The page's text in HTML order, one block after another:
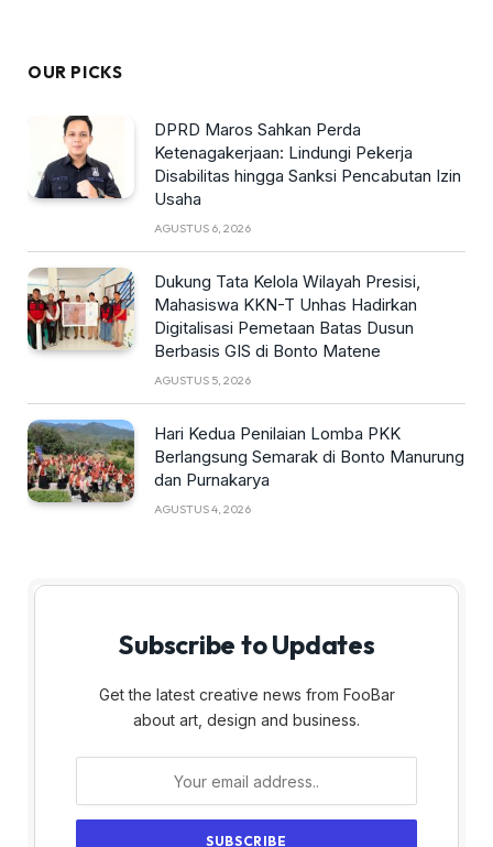
OUR PICKS
DPRD Maros Sahkan Perda
Ketenagakerjaan: Lindungi Pekerja
Disabilitas hingga Sanksi Pencabutan Izin
Usaha
AGUSTUS 6, 2026
Dukung Tata Kelola Wilayah Presisi,
Mahasiswa KKN-T Unhas Hadirkan
Digitalisasi Pemetaan Batas Dusun
Berbasis GIS di Bonto Matene
AGUSTUS 5, 2026
Hari Kedua Penilaian Lomba PKK
Berlangsung Semarak di Bonto Manurung
dan Purnakarya
AGUSTUS 4, 2026
Subscribe to Updates
Get the latest creative news from FooBar
about art, design and business.